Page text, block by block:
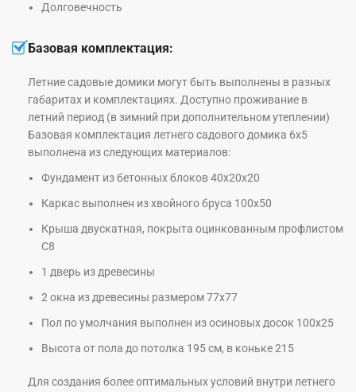
Долговечность
Базовая комплектация:
Летние садовые домики могут быть выполнены в разных
габаритах и комплектациях. Доступно проживание в
летний период (в зимний при дополнительном утеплении)
Базовая комплектация летнего садового домика 6х5
выполнена из следующих материалов:
Фундамент из бетонных блоков 40х20х20
Каркас выполнен из хвойного бруса 100х50
Крыша двускатная, покрыта оцинкованным профлистом
С8
1 дверь из древесины
2 окна из древесины размером 77х77
Пол по умолчания выполнен из осиновых досок 100х25
Высота от пола до потолка 195 см, в коньке 215
Для создания более оптимальных условий внутри летнего